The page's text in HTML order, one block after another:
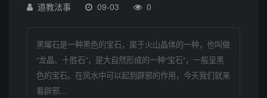
道教法事 09-03 0
黑曜石是一种黑色的宝石，属于火山晶体的一种，也叫做
“龙晶、十胜石”，是大自然形成的一种“宝石”，一般呈黑
色的宝石。在风水中可以起到辟邪的作用，今天我们就来
看辟邪...